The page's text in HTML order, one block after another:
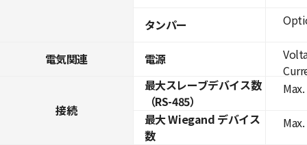
タンパー
電気関連 電源
接続
最大スレーブデバイス数
（RS-485）
最大 Wiegand デバイス
数